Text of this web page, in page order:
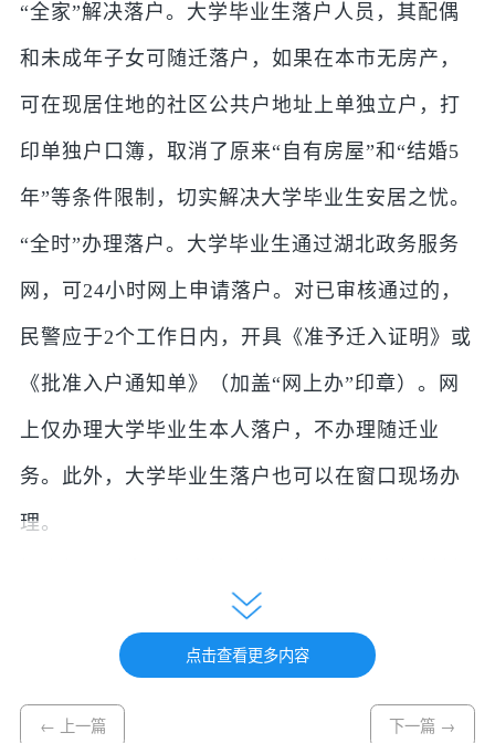
“全家”解决落户。大学毕业生落户人员，其配偶
和未成年子女可随迁落户，如果在本市无房产，
可在现居住地的社区公共户地址上单独立户，打
印单独户口簿，取消了原来“自有房屋”和“结婚5
年”等条件限制，切实解决大学毕业生安居之忧。
“全时”办理落户。大学毕业生通过湖北政务服务
网，可24小时网上申请落户。对已审核通过的，
民警应于2个工作日内，开具《准予迁入证明》或
《批准入户通知单》（加盖“网上办”印章）。网
上仅办理大学毕业生本人落户，不办理随迁业
务。此外，大学毕业生落户也可以在窗口现场办
理。
的，不予受理并依法处罚，同时纳入“黑名单”，5
年内不再受理落户申请。
武汉市公安局治安管理局还宣布，2019年8月1日
点击查看更多内容
← 上一篇 下一篇 →